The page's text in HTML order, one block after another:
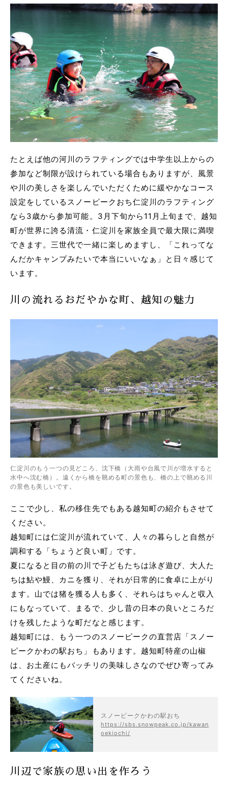
たとえば他の河川のラフティングでは中学生以上からの
参加など制限が設けられている場合もありますが、風景
や川の美しさを楽しんでいただくために緩やかなコース
設定をしているスノーピークおち仁淀川のラフティング
なら3歳から参加可能。3月下旬から11月上旬まで、越知
町が世界に誇る清流・仁淀川を家族全員で最大限に満喫
できます。三世代で一緒に楽しめますし、「これってな
んだかキャンプみたいで本当にいいなぁ」と日々感じて
います。
川の流れるおだやかな町、越知の魅力
仁淀川のもう一つの見どころ、沈下橋（大雨や台風で川が増水すると
水中へ沈む橋）。遠くから橋を眺める町の景色も、橋の上で眺める川
の景色も美しいです。
ここで少し、私の移住先でもある越知町の紹介もさせて
ください。
越知町には仁淀川が流れていて、人々の暮らしと自然が
調和する「ちょうど良い町」です。
夏になると目の前の川で子どもたちは泳ぎ遊び、大人た
ちは鮎や鰻、カニを獲り、それが日常的に食卓に上がり
ます。山では猪を獲る人も多く、それらはちゃんと収入
にもなっていて、まるで、少し昔の日本の良いところだ
けを残したような町だなと感じます。
越知町には、もう一つのスノーピークの直営店「スノー
ピークかわの駅おち」もあります。越知町特産の山椒
は、お土産にもバッチリの美味しさなのでぜひ寄ってみ
てくださいね。
スノーピークかわの駅おち
https://sbs.snowpeak.co.jp/kawan
oekiochi/
川辺で家族の思い出を作ろう